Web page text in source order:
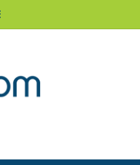
Barra lateral